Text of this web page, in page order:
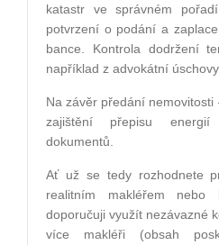
katastr ve správném
potvrzení o podání a
bance. Kontrola dodržení
například z advokátní úschovy.
Na závěr předání nemovitosti
zajištění přepisu
dokumentů.
Ať už se tedy rozhodnete
realitním makléřem nebo
doporučuji využít nezávazné
více makléři (obsah